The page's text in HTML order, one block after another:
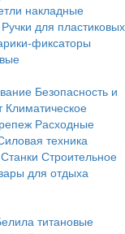
накладные
Ручки для пластиковых
фиксаторы
Безопасность и
Климатическое
Расходные
техника
Станки Строительное
для отдыха
титановые